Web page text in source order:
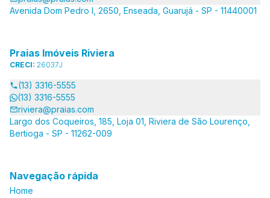
Avenida Dom Pedro I, 2650, Enseada, Guarujá - SP - 11440001
Praias Imóveis Riviera
CRECI: 26037J
(13) 3316-5555
(13) 3316-5555
riviera@praias.com
Largo dos Coqueiros, 185, Loja 01, Riviera de São Lourenço,
Bertioga - SP - 11262-009
Navegação rápida
Home